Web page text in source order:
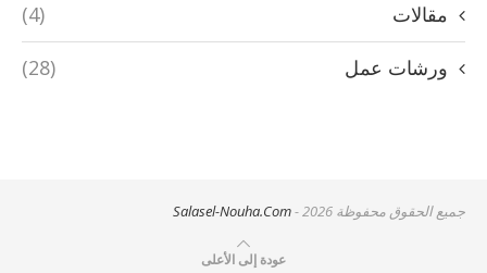
مقالات (4)
ورشات عمل (28)
جميع الحقوق محفوظة Salasel-Nouha.Com- 2026
عودة إلى الأعلى